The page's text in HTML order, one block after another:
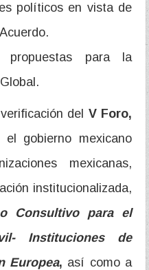
políticos en vista de
propuestas para la
del V Foro,
gobierno mexicano
mexicanas,
institucionalizada,
Consultivo para el
Instituciones de
Europea, así como a